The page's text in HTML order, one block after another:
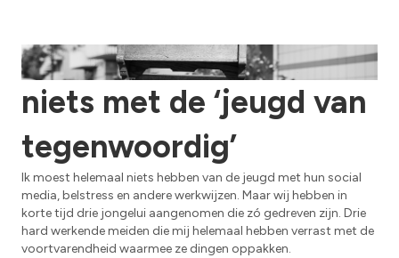
Ik had eerst helemaal
niets met de ‘jeugd van
tegenwoordig’
Ik moest helemaal niets hebben van de jeugd met hun social
media, belstress en andere werkwijzen. Maar wij hebben in
korte tijd drie jongelui aangenomen die zó gedreven zijn. Drie
hard werkende meiden die mij helemaal hebben verrast met de
voortvarendheid waarmee ze dingen oppakken.